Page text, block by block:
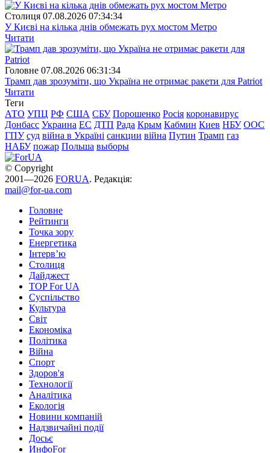
Столиця 07.08.2026 07:34:34
У Києві на кілька днів обмежать рух мостом Метро
Читати
Головне 07.08.2026 06:31:34
Трамп дав зрозуміти, що Україна не отримає ракети для Patriot
Читати
Теги
АТО УПЦ РФ США СБУ Порошенко Росія коронавирус
Донбасс Украина ЕС ДТП Рада Крым Кабмин Киев НБУ ООС
ГПУ суд війна в Україні санкции війна Путин Трамп газ
НАБУ пожар Польша выборы
© Copyright
2001—2026 FORUA. Редакція:
mail@for-ua.com
Головне
Рейтинги
Точка зору
Енергетика
Інтерв’ю
Столиця
Дайджест
TOP For UA
Суспiльство
Культура
Світ
Економіка
Політика
Війна
Спорт
Здоров'я
Технології
Аналітика
Екологія
Новини компаній
Надзвичайні події
Досьє
ИнфоFor